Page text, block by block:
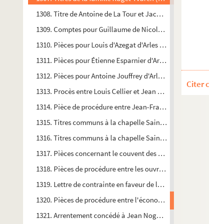
1308. Titre de Antoine de La Tour et Jacques François de
1309. Comptes pour Guillaume de Nicolay d'Arles (1657-
1310. Pièces pour Louis d'Azegat d'Arles (1647-1717)
1311. Pièces pour Étienne Esparnier d'Arles (1651-1700)
1312. Pièces pour Antoine Jouffrey d'Arles (1668-1685)
1313. Procès entre Louis Cellier et Jean Couterat d'Arles
1314. Pièce de procédure entre Jean-François de
1315. Titres communs à la chapelle Saint Barthélémy,
1316. Titres communs à la chapelle Saint Barthélémy
1317. Pièces concernant le couvent des Pères Minimes
1318. Pièces de procédure entre les ouvriers de l'église
1319. Lettre de contrainte en faveur de la confrérie
1320. Pièces de procédure entre l'économe de l'ordre
1321. Arrentement concédé à Jean Noguier, bourgeois
Citer